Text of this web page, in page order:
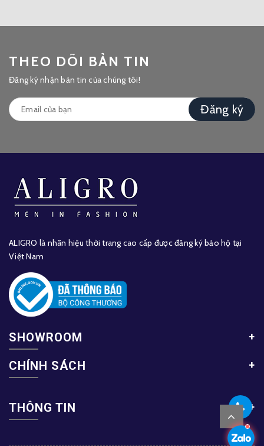
THEO DÕI BẢN TIN
Đăng ký nhận bản tin của chúng tôi!
Đăng ký
ALIGRO là nhãn hiệu thời trang cao cấp được đăng ký bảo hộ tại
Việt Nam
SHOWROOM
CHÍNH SÁCH
THÔNG TIN